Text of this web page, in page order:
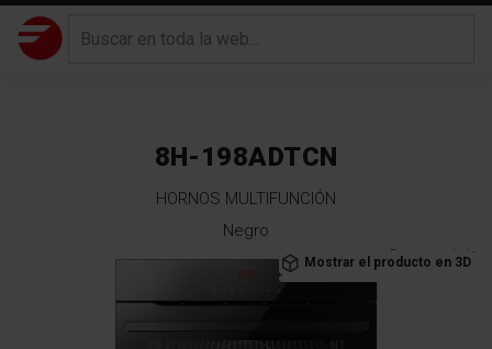
8H-198ADTCN
HORNOS MULTIFUNCIÓN
Negro
Mostrar el producto en 3D
Recomendado